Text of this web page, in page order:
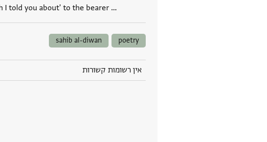
I told you about' to the bearer …
poetry
sahib al-diwan
אין רשומות קשורות